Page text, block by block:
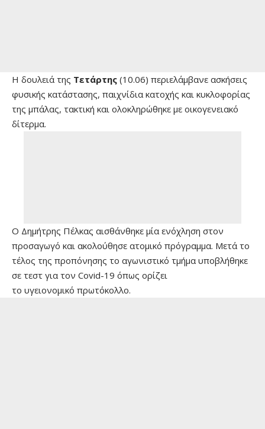
H δουλειά της Τετάρτης (10.06) περιελάμβανε ασκήσεις
φυσικής κατάστασης, παιχνίδια κατοχής και κυκλοφορίας
της μπάλας, τακτική και ολοκληρώθηκε με οικογενειακό
δίτερμα.
Ο Δημήτρης Πέλκας αισθάνθηκε μία ενόχληση στον
προσαγωγό και ακολούθησε ατομικό πρόγραμμα. Μετά το
τέλος της προπόνησης το αγωνιστικό τμήμα υποβλήθηκε
σε τεστ για τον Covid-19 όπως ορίζει
το υγειονομικό πρωτόκολλο.